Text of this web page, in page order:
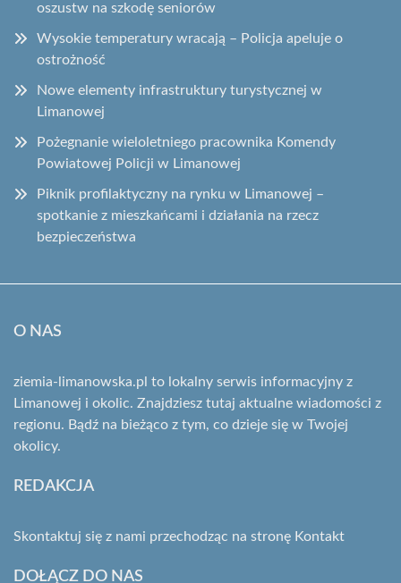
oszustw na szkodę seniorów
Wysokie temperatury wracają – Policja apeluje o
ostrożność
Nowe elementy infrastruktury turystycznej w
Limanowej
Pożegnanie wieloletniego pracownika Komendy
Powiatowej Policji w Limanowej
Piknik profilaktyczny na rynku w Limanowej –
spotkanie z mieszkańcami i działania na rzecz
bezpieczeństwa
O NAS
ziemia-limanowska.pl to lokalny serwis informacyjny z
Limanowej i okolic. Znajdziesz tutaj aktualne wiadomości z
regionu. Bądź na bieżąco z tym, co dzieje się w Twojej
okolicy.
REDAKCJA
Skontaktuj się z nami przechodząc na stronę Kontakt
DOŁĄCZ DO NAS